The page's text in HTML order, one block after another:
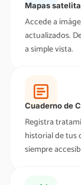
Mapas
Accede a
actualizados.
a simple vista.
Cuaderno de
Registra
historial de tus
siempre